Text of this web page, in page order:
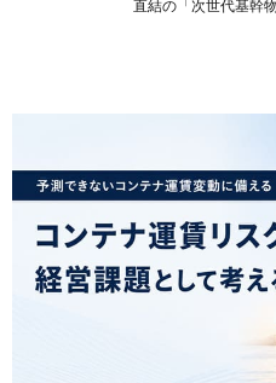
直結の「次世代基幹